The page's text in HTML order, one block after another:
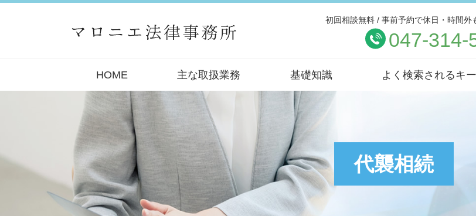
代襲相続
初回相談無料 / 事前予約で休日・時間外
047-314-
HOME 主な取扱業務 基礎知識 よく検索されるキ